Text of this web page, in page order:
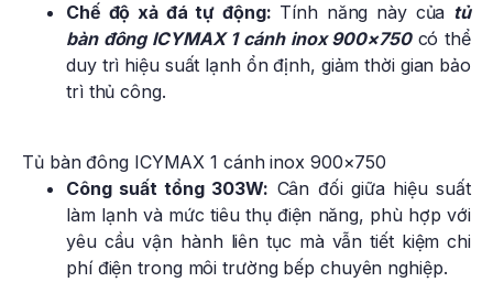
Chế độ xả đá tự động: Tính năng này của tủ
bàn đông ICYMAX 1 cánh inox 900×750có thể
duy trì hiệu suất lạnh ổn định, giảm thời gian bảo
trì thủ công.
Tủ bàn đông ICYMAX 1 cánh inox 900×750
Công suất tổng 303W: Cân đối giữa hiệu suất
làm lạnh và mức tiêu thụ điện năng, phù hợp với
yêu cầu vận hành liên tục mà vẫn tiết kiệm chi
phí điện trong môi trường bếp chuyên nghiệp.